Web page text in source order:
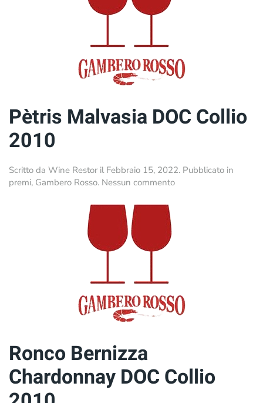
Pètris Malvasia DOC Collio
2010
Scritto da Wine Restor il Febbraio 15, 2022. Pubblicato in
premi, Gambero Rosso. Nessun commentosu
Ronco Bernizza
Chardonnay DOC Collio